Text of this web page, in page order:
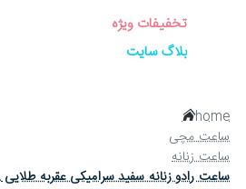
تخفیفات ویژه
بلاگ سایت
home
ساعت مچی
ساعت زنانه
ساعت رادو زنانه سفید سرامیکی عقربه طلایی Rado-6347-L